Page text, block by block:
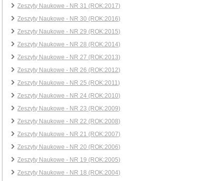
Zeszyty Naukowe - NR 31 (ROK:2017)
Zeszyty Naukowe - NR 30 (ROK:2016)
Zeszyty Naukowe - NR 29 (ROK:2015)
Zeszyty Naukowe - NR 28 (ROK:2014)
Zeszyty Naukowe - NR 27 (ROK:2013)
Zeszyty Naukowe - NR 26 (ROK:2012)
Zeszyty Naukowe - NR 25 (ROK:2011)
Zeszyty Naukowe - NR 24 (ROK:2010)
Zeszyty Naukowe - NR 23 (ROK:2009)
Zeszyty Naukowe - NR 22 (ROK:2008)
Zeszyty Naukowe - NR 21 (ROK:2007)
Zeszyty Naukowe - NR 20 (ROK:2006)
Zeszyty Naukowe - NR 19 (ROK:2005)
Zeszyty Naukowe - NR 18 (ROK:2004)